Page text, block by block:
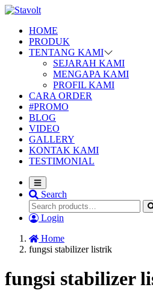
HOME
PRODUK
TENTANG KAMI
SEJARAH KAMI
MENGAPA KAMI
PROFIL KAMI
CARA ORDER
#PROMO
BLOG
VIDEO
GALLERY
KONTAK KAMI
TESTIMONIAL
Search
Login
Home
fungsi stabilizer listrik
fungsi stabilizer